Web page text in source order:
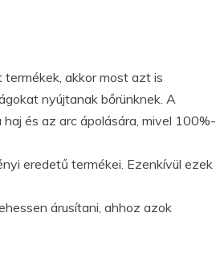
akkor most azt is
nyújtanak bőrünknek. A
és az arc ápolására, mivel 100%-
eredetű termékei. Ezenkívül ezek
árusítani, ahhoz azok